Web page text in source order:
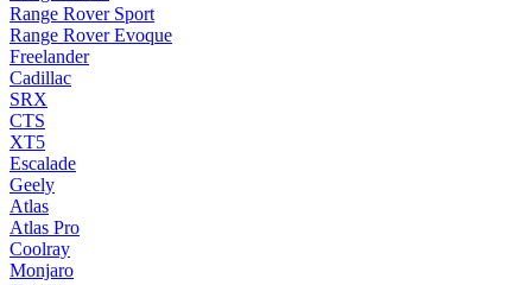
Range Rover Sport
Range Rover Evoque
Freelander
Cadillac
SRX
CTS
XT5
Escalade
Geely
Atlas
Atlas Pro
Coolray
Monjaro